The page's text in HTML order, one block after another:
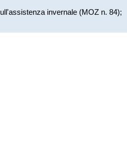
invernale (MOZ n. 84);